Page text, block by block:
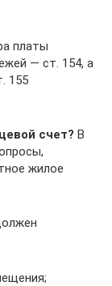
платы
— ст. 154, а
155
счет? В
жилое